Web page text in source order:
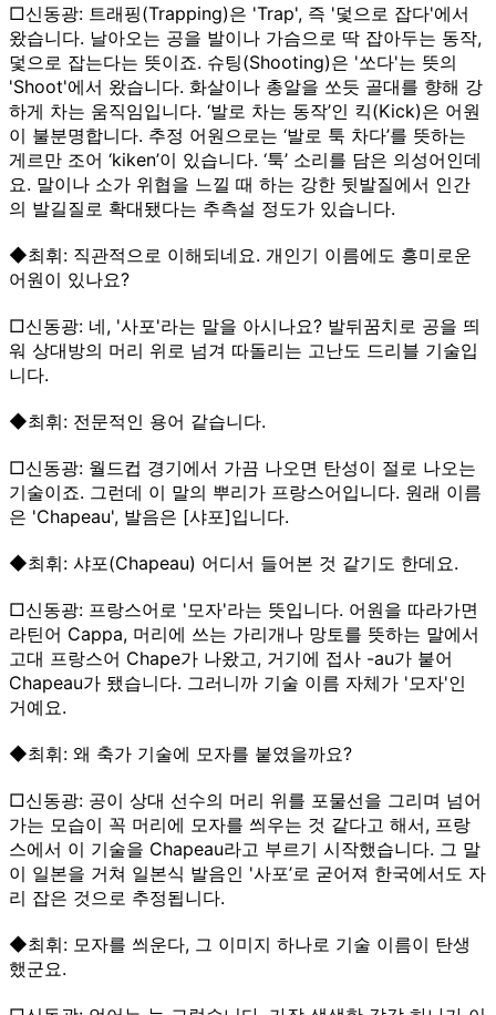
□신동광: 트래핑(Trapping)은 'Trap', 즉 '덫으로 잡다'에서
왔습니다. 날아오는 공을 발이나 가슴으로 딱 잡아두는 동작,
덫으로 잡는다는 뜻이죠. 슈팅(Shooting)은 '쏘다'는 뜻의
'Shoot'에서 왔습니다. 화살이나 총알을 쏘듯 골대를 향해 강
하게 차는 움직임입니다. ‘발로 차는 동작’인 킥(Kick)은 어원
이 불분명합니다. 추정 어원으로는 ‘발로 툭 차다’를 뜻하는
게르만 조어 ‘kiken’이 있습니다. ‘툭’ 소리를 담은 의성어인데
요. 말이나 소가 위협을 느낄 때 하는 강한 뒷발질에서 인간
의 발길질로 확대됐다는 추측설 정도가 있습니다.
◆최휘: 직관적으로 이해되네요. 개인기 이름에도 흥미로운
어원이 있나요?
□신동광: 네, '사포'라는 말을 아시나요? 발뒤꿈치로 공을 띄
워 상대방의 머리 위로 넘겨 따돌리는 고난도 드리블 기술입
니다.
◆최휘: 전문적인 용어 같습니다.
□신동광: 월드컵 경기에서 가끔 나오면 탄성이 절로 나오는
기술이죠. 그런데 이 말의 뿌리가 프랑스어입니다. 원래 이름
은 'Chapeau', 발음은 [샤포]입니다.
◆최휘: 샤포(Chapeau) 어디서 들어본 것 같기도 한데요.
□신동광: 프랑스어로 '모자'라는 뜻입니다. 어원을 따라가면
라틴어 Cappa, 머리에 쓰는 가리개나 망토를 뜻하는 말에서
고대 프랑스어 Chape가 나왔고, 거기에 접사 -au가 붙어
Chapeau가 됐습니다. 그러니까 기술 이름 자체가 '모자'인
거예요.
◆최휘: 왜 축가 기술에 모자를 붙였을까요?
□신동광: 공이 상대 선수의 머리 위를 포물선을 그리며 넘어
가는 모습이 꼭 머리에 모자를 씌우는 것 같다고 해서, 프랑
스에서 이 기술을 Chapeau라고 부르기 시작했습니다. 그 말
이 일본을 거쳐 일본식 발음인 '사포’로 굳어져 한국에서도 자
리 잡은 것으로 추정됩니다.
◆최휘: 모자를 씌운다, 그 이미지 하나로 기술 이름이 탄생
했군요.